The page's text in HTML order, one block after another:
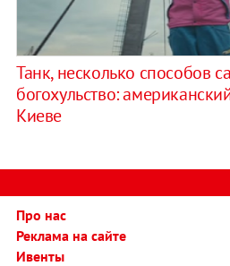
Танк, несколько способов
богохульство:
Киеве
Про нас
Реклама на сайте
Ивенты